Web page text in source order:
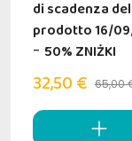
di scadenza del
prodotto 16/
- 50% ZNIŻKI
32,50 € 65,00